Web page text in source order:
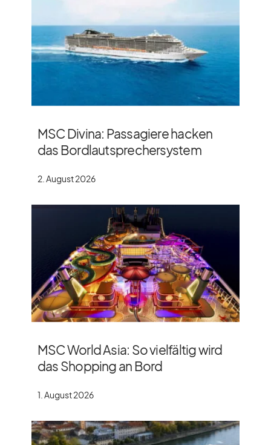
MSC Divina: Passagiere hacken
das Bordlautsprechersystem
2. August 2026
MSC World Asia: So vielfältig wird
das Shopping an Bord
1. August 2026